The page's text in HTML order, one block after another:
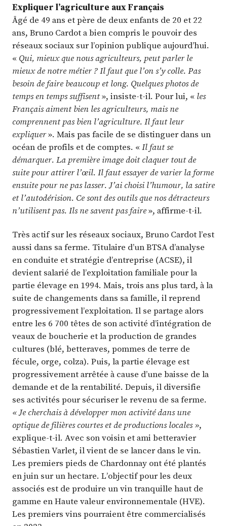
Expliquer l’agriculture aux Français
Âgé de 49 ans et père de deux enfants de 20 et 22
ans, Bruno Cardot a bien compris le pouvoir des
réseaux sociaux sur l’opinion publique aujourd’hui.
« Qui, mieux que nous agriculteurs, peut parler le
mieux de notre métier ? Il faut que l’on s’y colle. Pas
besoin de faire beaucoup et long. Quelques photos de
temps en temps suffisent», insiste-t-il. Pour lui, « les
Français aiment bien les agriculteurs, mais ne
comprennent pas bien l’agriculture. Il faut leur
expliquer». Mais pas facile de se distinguer dans un
océan de profils et de comptes. «Il faut se
démarquer. La première image doit claquer tout de
suite pour attirer l’œil. Il faut essayer de varier la forme
ensuite pour ne pas lasser. J’ai choisi l’humour, la satire
et l’autodérision. Ce sont des outils que nos détracteurs
n’utilisent pas. Ils ne savent pas faire», affirme-t-il.
Très actif sur les réseaux sociaux, Bruno Cardot l’est
aussi dans sa ferme. Titulaire d’un BTSA d’analyse
en conduite et stratégie d’entreprise (ACSE), il
devient salarié de l’exploitation familiale pour la
partie élevage en 1994. Mais, trois ans plus tard, à la
suite de changements dans sa famille, il reprend
progressivement l’exploitation. Il se partage alors
entre les 6 700 têtes de son activité d’intégration de
veaux de boucherie et la production de grandes
cultures (blé, betteraves, pommes de terre de
fécule, orge, colza). Puis, la partie élevage est
progressivement arrêtée à cause d’une baisse de la
demande et de la rentabilité. Depuis, il diversifie
ses activités pour sécuriser le revenu de sa ferme.
« Je cherchais à développer mon activité dans une
optique de filières courtes et de productions locales »,
explique-t-il. Avec son voisin et ami betteravier
Sébastien Varlet, il vient de se lancer dans le vin.
Les premiers pieds de Chardonnay ont été plantés
en juin sur un hectare. L’objectif pour les deux
associés est de produire un vin tranquille haut de
gamme en Haute valeur environnementale (HVE).
Les premiers vins pourraient être commercialisés